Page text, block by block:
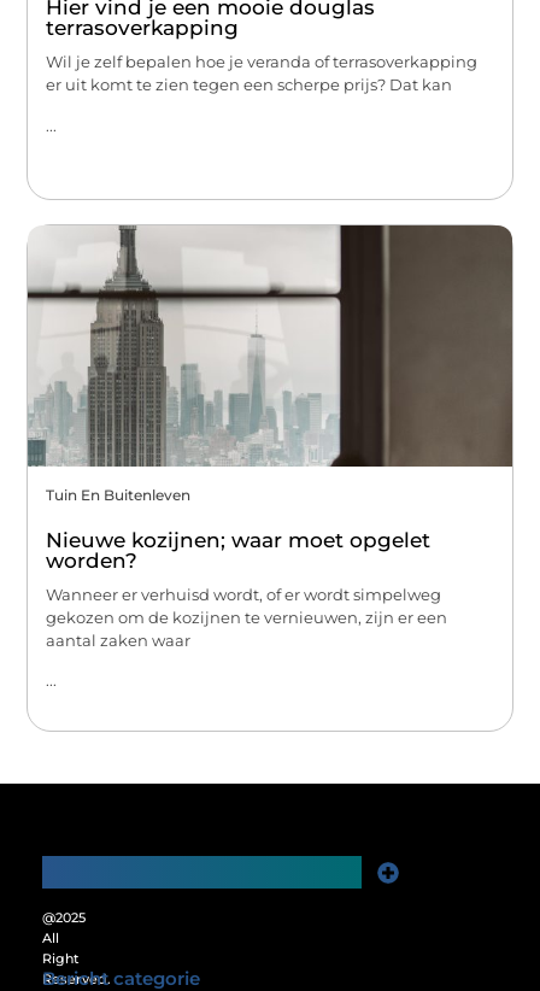
Hier vind je een mooie douglas
terrasoverkapping
Wil je zelf bepalen hoe je veranda of terrasoverkapping
er uit komt te zien tegen een scherpe prijs? Dat kan
...
Tuin En Buitenleven
Nieuwe kozijnen; waar moet opgelet
worden?
Wanneer er verhuisd wordt, of er wordt simpelweg
gekozen om de kozijnen te vernieuwen, zijn er een
aantal zaken waar
...
@2025
All
Right
Reserved.
Bericht categorie